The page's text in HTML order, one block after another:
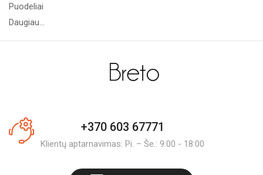
Puodeliai
Daugiau...
+370 603 67771
Klientų aptarnavimas: Pi. – Še.: 9:00 - 18:00